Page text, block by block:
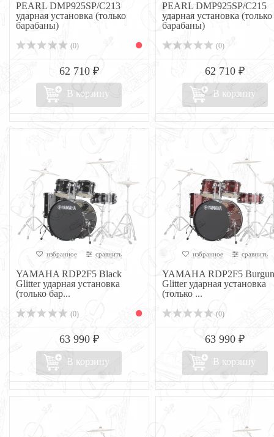
PEARL DMP925SP/C213
ударная установка (только
барабаны)
(0)
62 710 ₽
В корзину
PEARL DMP925SP/C215
ударная установка (только
барабаны)
(0)
62 710 ₽
В корзину
избранное сравнить
YAMAHA RDP2F5 Black
Glitter ударная установка
(только бар...
(0)
63 990 ₽
В корзину
избранное сравнить
YAMAHA RDP2F5
Glitter ударная установка
(только ...
(0)
63 990 ₽
В корзину